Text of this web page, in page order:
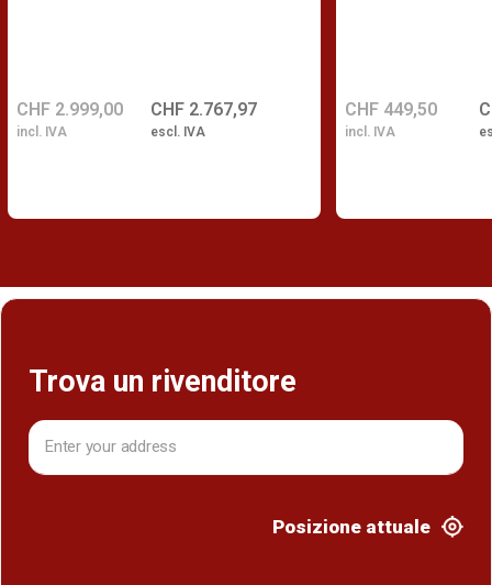
CHF 2.767,97
escl. IVA
CHF 2.999,00
incl. IVA
CHF 449,50
incl. IVA
Trova un rivenditore
Posizione attuale